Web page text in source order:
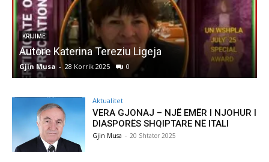
KRIJIME
Autore Katerina Tereziu Ligeja
Gjin Musa - 28 Korrik 2025 0
Aktualitet
VERA GJONAJ – NJË EMËR I NJOHUR I
DIASPORËS SHQIPTARE NË ITALI
Gjin Musa - 20 Shtator 2025